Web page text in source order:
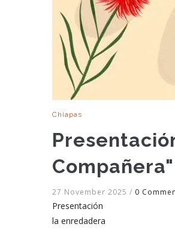
Chiapas
Compañera"
27 November 2025 / 0
Presentación
la enredadera